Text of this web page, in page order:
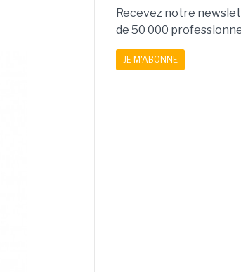
Recevez notre
de 50 000
JE M'ABONNE